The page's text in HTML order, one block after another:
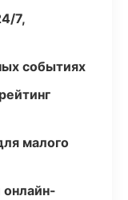
7,
событиях
малого